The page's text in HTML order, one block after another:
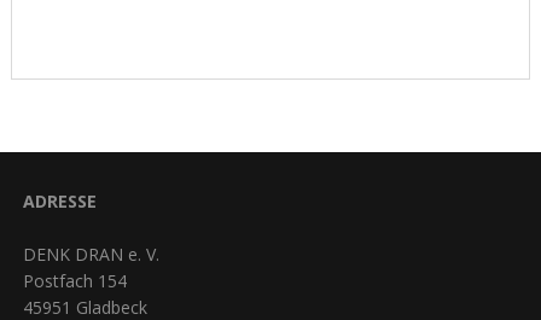
ADRESSE
DENK DRAN e. V.
Postfach 154
45951 Gladbeck